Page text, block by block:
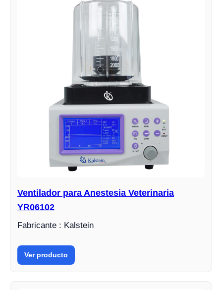
Ventilador para Anestesia Veterinaria
YR06102
Fabricante : Kalstein
Ver producto